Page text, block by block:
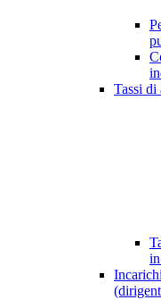
Tassi di